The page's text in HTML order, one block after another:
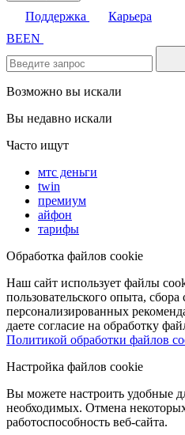
Поддержка
Карьера
BEEN
Возможно вы искали
Вы недавно искали
Часто ищут
мтс деньги
twin
премиум
айфон
тарифы
Обработка файлов cookie
Наш сайт использует файлы
пользовательского опыта,
персонализированных
даете согласие на обработку
Политикой обработки файлов
Настройка файлов cookie
Вы можете настроить удобные
необходимых. Отмена
работоспособность веб-сайта.